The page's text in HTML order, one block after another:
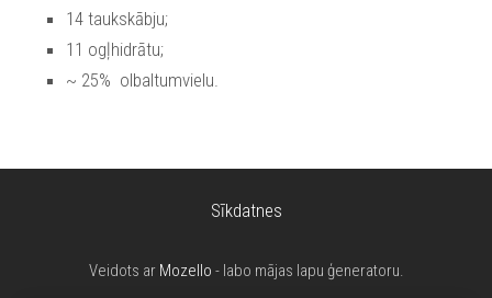
14 taukskābju;
11 ogļhidrātu;
~ 25% olbaltumvielu.
Sīkdatnes
Veidots ar Mozello - labo mājas lapu ģeneratoru.